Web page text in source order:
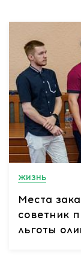
ЖИЗНЬ
Места
советник
льготы